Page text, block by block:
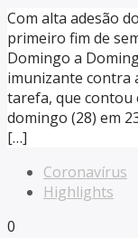
Com alta adesão
primeiro fim de
Domingo a
imunizante contra
tarefa, que contou
domingo (28) em
[…]
Coronavírus
Highlights
0